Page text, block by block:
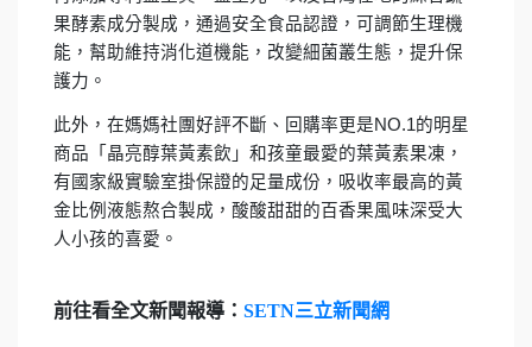
果酵素成分製成，通過安全食品認證，可調節生理機
能，幫助維持消化道機能，改變細菌叢生態，提升保
護力。
此外，在媽媽社團好評不斷、回購率更是NO.1的明星
商品「晶亮醇葉黃素飲」和孩童最愛的葉黃素果凍，
有國家級實驗室掛保證的足量成份，吸收率最高的黃
金比例液態熬合製成，酸酸甜甜的百香果風味深受大
人小孩的喜愛。
前往看全文新聞報導： SETN三立新聞網